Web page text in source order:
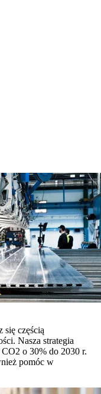
częścią
Nasza strategia
o 30% do 2030 r.
pomóc w